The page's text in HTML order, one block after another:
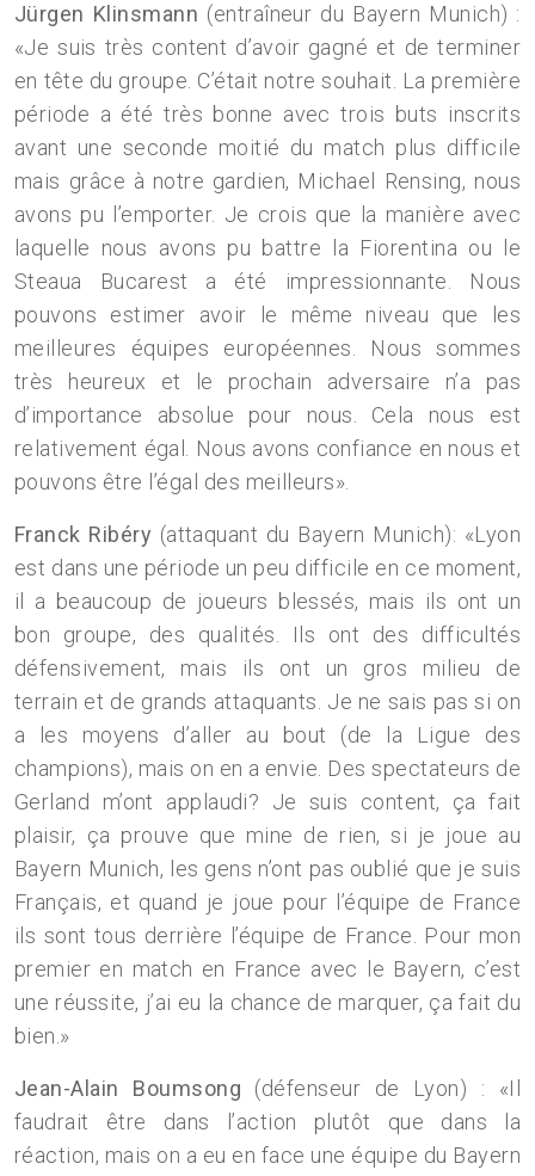
Jürgen Klinsmann (entraîneur du Bayern Munich) :
«Je suis très content d’avoir gagné et de terminer
en tête du groupe. C’était notre souhait. La première
période a été très bonne avec trois buts inscrits
avant une seconde moitié du match plus difficile
mais grâce à notre gardien, Michael Rensing, nous
avons pu l’emporter. Je crois que la manière avec
laquelle nous avons pu battre la Fiorentina ou le
Steaua Bucarest a été impressionnante. Nous
pouvons estimer avoir le même niveau que les
meilleures équipes européennes. Nous sommes
très heureux et le prochain adversaire n’a pas
d’importance absolue pour nous. Cela nous est
relativement égal. Nous avons confiance en nous et
pouvons être l’égal des meilleurs».
Franck Ribéry (attaquant du Bayern Munich): «Lyon
est dans une période un peu difficile en ce moment,
il a beaucoup de joueurs blessés, mais ils ont un
bon groupe, des qualités. Ils ont des difficultés
défensivement, mais ils ont un gros milieu de
terrain et de grands attaquants. Je ne sais pas si on
a les moyens d’aller au bout (de la Ligue des
champions), mais on en a envie. Des spectateurs de
Gerland m’ont applaudi? Je suis content, ça fait
plaisir, ça prouve que mine de rien, si je joue au
Bayern Munich, les gens n’ont pas oublié que je suis
Français, et quand je joue pour l’équipe de France
ils sont tous derrière l’équipe de France. Pour mon
premier en match en France avec le Bayern, c’est
une réussite, j’ai eu la chance de marquer, ça fait du
bien.»
Jean-Alain Boumsong (défenseur de Lyon) : «Il
faudrait être dans l’action plutôt que dans la
réaction, mais on a eu en face une équipe du Bayern